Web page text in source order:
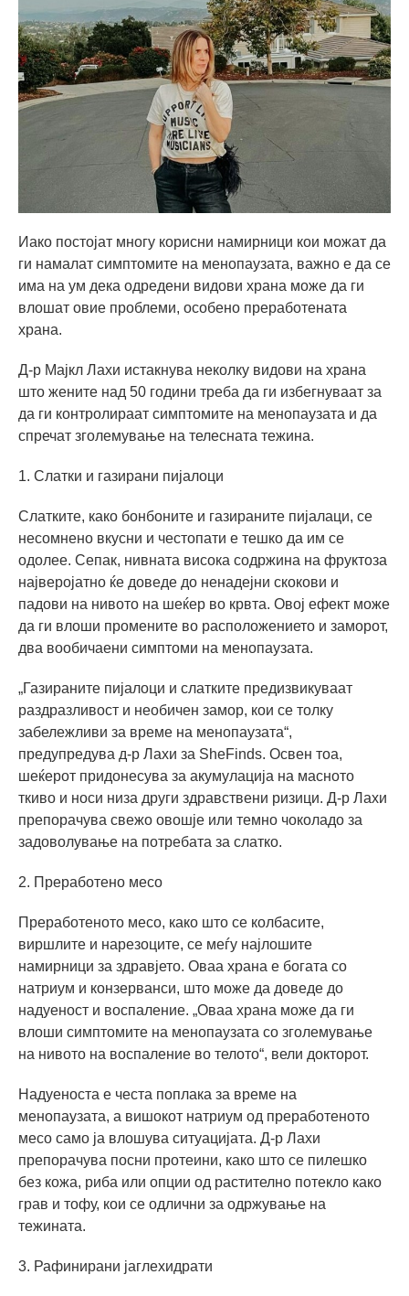
Иако постојат многу корисни намирници кои можат да
ги намалат симптомите на менопаузата, важно е да се
има на ум дека одредени видови храна може да ги
влошат овие проблеми, особено преработената
храна.
Д-р Мајкл Лахи истакнува неколку видови на храна
што жените над 50 години треба да ги избегнуваат за
да ги контролираат симптомите на менопаузата и да
спречат зголемување на телесната тежина.
1. Слатки и газирани пијалоци
Слатките, како бонбоните и газираните пијалаци, се
несомнено вкусни и честопати е тешко да им се
одолее. Сепак, нивната висока содржина на фруктоза
најверојатно ќе доведе до ненадејни скокови и
падови на нивото на шеќер во крвта. Овој ефект може
да ги влоши промените во расположението и заморот,
два вообичаени симптоми на менопаузата.
„Газираните пијалоци и слатките предизвикуваат
раздразливост и необичен замор, кои се толку
забележливи за време на менопаузата“,
предупредува д-р Лахи за SheFinds. Освен тоа,
шеќерот придонесува за акумулација на масното
ткиво и носи низа други здравствени ризици. Д-р Лахи
препорачува свежо овошје или темно чоколадо за
задоволување на потребата за слатко.
2. Преработено месо
Преработеното месо, како што се колбасите,
виршлите и нарезоците, се меѓу најлошите
намирници за здравјето. Оваа храна е богата со
натриум и конзерванси, што може да доведе до
надуеност и воспаление. „Оваа храна може да ги
влоши симптомите на менопаузата со зголемување
на нивото на воспаление во телото“, вели докторот.
Надуеноста е честа поплака за време на
менопаузата, а вишокот натриум од преработеното
месо само ја влошува ситуацијата. Д-р Лахи
препорачува посни протеини, како што се пилешко
без кожа, риба или опции од растително потекло како
грав и тофу, кои се одлични за одржување на
тежината.
3. Рафинирани јаглехидрати